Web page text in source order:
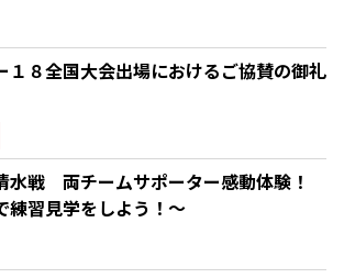
１８全国大会出場におけるご協賛の御礼
水戦 両チームサポーター感動体験！
練習見学をしよう！～